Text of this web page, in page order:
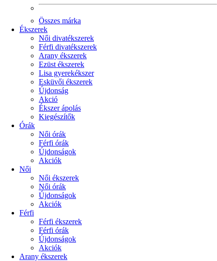
Összes márka
Ékszerek
Női divatékszerek
Férfi divatékszerek
Arany ékszerek
Ezüst ékszerek
Lisa gyerekékszer
Esküvői ékszerek
Újdonság
Akció
Ékszer ápolás
Kiegészítők
Órák
Női órák
Férfi órák
Újdonságok
Akciók
Női
Női ékszerek
Női órák
Újdonságok
Akciók
Férfi
Férfi ékszerek
Férfi órák
Újdonságok
Akciók
Arany ékszerek